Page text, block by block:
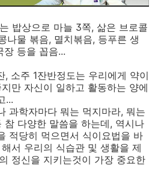
밥상으로 마늘 3쪽, 삶은 브로콜
나물 볶음, 멸치볶음, 등푸른 생
장 등을 꼽음...
소주 1잔반정도는 우리에게 약이
만 자신이 일하고 활동하는 양에
...
과학자마다 뭐는 먹지마라, 뭐는
참 다양한 말씀을 하는데, 역시나
적당히 먹으면서 식이요법을 바
서 우리의 식습관 및 생활을 제
정신을 지키는것이 가장 중요한